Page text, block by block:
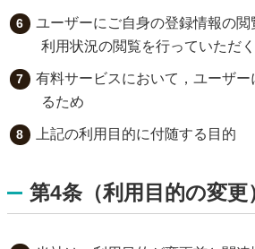
ユーザーにご自身の登録情報の
利用状況の閲覧を行っていただ
有料サービスにおいて，ユーザ
るため
上記の利用目的に付随する目的
第4条（利用目的の変更